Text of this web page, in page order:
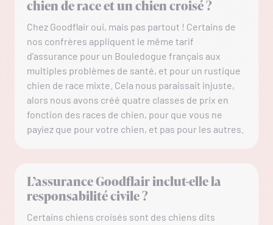
chien de race et un chien croisé ?
Chez Goodflair oui, mais pas partout ! Certains de
nos confrères appliquent le même tarif
d’assurance pour un Bouledogue français aux
multiples problèmes de santé, et pour un rustique
chien de race mixte. Cela nous paraissait injuste,
alors nous avons créé quatre classes de prix en
fonction des races de chien, pour que vous ne
payiez que pour votre chien, et pas pour les autres.
L’assurance Goodflair inclut-elle la
responsabilité civile ?
Certains chiens croisés sont des chiens dits